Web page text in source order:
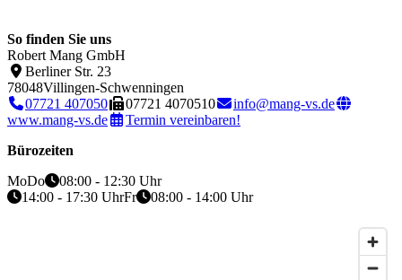
So finden Sie uns
Robert Mang GmbH
Berliner Str. 23
78048Villingen-Schwenningen
07721 407050
07721 4070510
info@mang-vs.de
www.mang-vs.de
Termin vereinbaren!
Bürozeiten
MoDo
08:00 - 12:30 Uhr
14:00 - 17:30 UhrFr 08:00 - 14:00 Uhr